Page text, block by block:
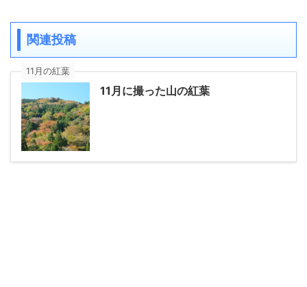
関連投稿
11月の紅葉
11月に撮った山の紅葉